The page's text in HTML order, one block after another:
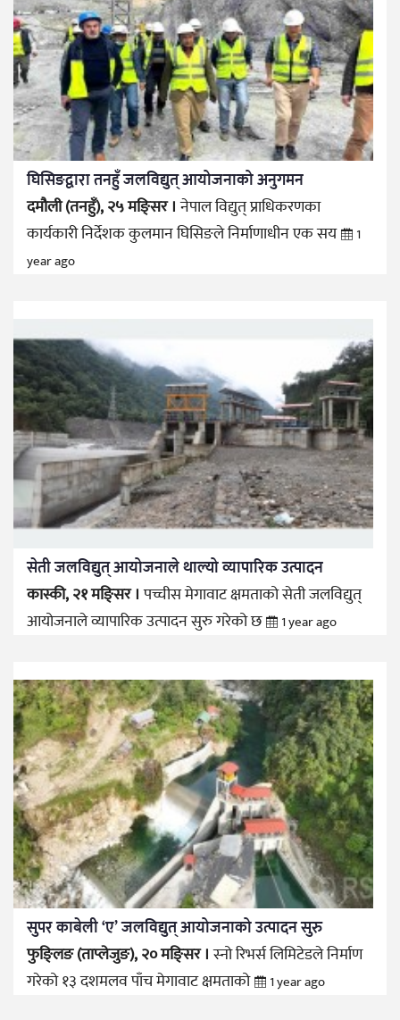
घिसिङद्वारा तनहुँ जलविद्युत् आयोजनाको अनुगमन
दमौली (तनहुँ), २५ मङ्सिर ।नेपाल विद्युत् प्राधिकरणका
कार्यकारी निर्देशक कुलमान घिसिङले निर्माणाधीन एक सय
1
year ago
सेती जलविद्युत् आयोजनाले थाल्यो व्यापारिक उत्पादन
कास्की, २१ मङ्सिर ।पच्चीस मेगावाट क्षमताको सेती जलविद्युत्
आयोजनाले व्यापारिक उत्पादन सुरु गरेको छ
1 year ago
सुपर काबेली ‘ए’ जलविद्युत् आयोजनाको उत्पादन सुरु
फुङ्लिङ (ताप्लेजुङ), २० मङ्सिर ।स्नो रिभर्स लिमिटेडले निर्माण
गरेको १३ दशमलव पाँच मेगावाट क्षमताको
1 year ago